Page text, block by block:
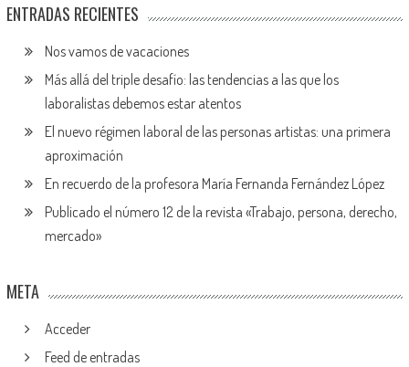
ENTRADAS RECIENTES
Nos vamos de vacaciones
Más allá del triple desafío: las tendencias a las que los
laboralistas debemos estar atentos
El nuevo régimen laboral de las personas artistas: una primera
aproximación
En recuerdo de la profesora María Fernanda Fernández López
Publicado el número 12 de la revista «Trabajo, persona, derecho,
mercado»
META
Acceder
Feed de entradas